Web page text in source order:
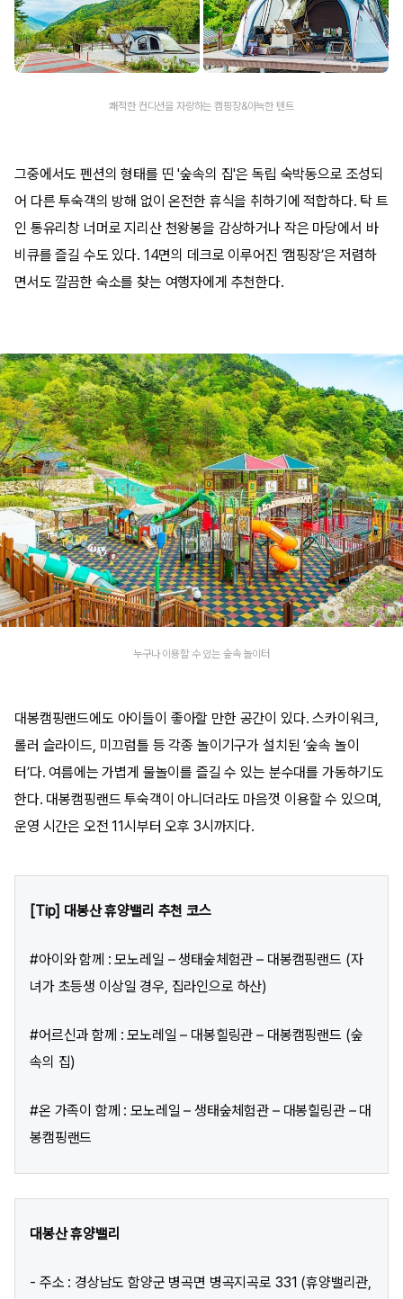
쾌적한 컨디션을 자랑하는 캠핑장&아늑한 텐트
그중에서도 펜션의 형태를 띤 '숲속의 집'은 독립 숙박동으로 조성되
어 다른 투숙객의 방해 없이 온전한 휴식을 취하기에 적합하다. 탁 트
인 통유리창 너머로 지리산 천왕봉을 감상하거나 작은 마당에서 바
비큐를 즐길 수도 있다. 14면의 데크로 이루어진 ‘캠핑장’은 저렴하
면서도 깔끔한 숙소를 찾는 여행자에게 추천한다.
누구나 이용할 수 있는 숲속 놀이터
대봉캠핑랜드에도 아이들이 좋아할 만한 공간이 있다. 스카이워크,
롤러 슬라이드, 미끄럼틀 등 각종 놀이기구가 설치된 ‘숲속 놀이
터’다. 여름에는 가볍게 물놀이를 즐길 수 있는 분수대를 가동하기도
한다. 대봉캠핑랜드 투숙객이 아니더라도 마음껏 이용할 수 있으며,
운영 시간은 오전 11시부터 오후 3시까지다.
[Tip] 대봉산 휴양밸리 추천 코스
#아이와 함께 : 모노레일 – 생태숲체험관 – 대봉캠핑랜드 (자
녀가 초등생 이상일 경우, 집라인으로 하산)
#어르신과 함께 : 모노레일 – 대봉힐링관 – 대봉캠핑랜드 (숲
속의 집)
#온 가족이 함께 : 모노레일 – 생태숲체험관 – 대봉힐링관 – 대
봉캠핑랜드
대봉산 휴양밸리
- 주소 : 경상남도 함양군 병곡면 병곡지곡로 331 (휴양밸리관,